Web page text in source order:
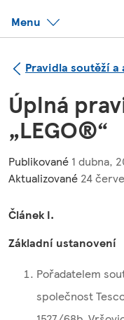
Menu
Pravidla soutěží a
Úplná
„LEGO®“
Publikované 1 dubna,
Aktualizované 24
Článek I.
Základní ustanovení
Pořadatelem
společnost